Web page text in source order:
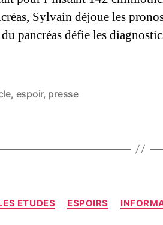
Sylvain déjoue les
du pancréas défie les
, espoir, presse
ETUDES ESPOIRS